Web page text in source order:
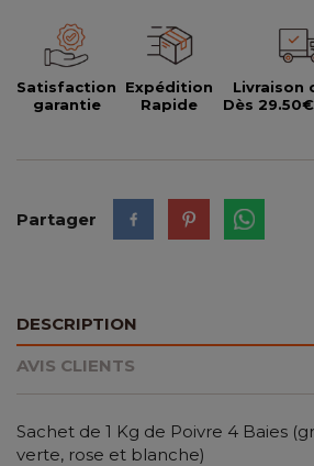
Satisfaction
garantie
Expédition
Rapide
Livraison
Dès
Partager
DESCRIPTION
AVIS CLIENTS
Sachet de 1 Kg de Poivre 4 Baies
verte, rose et blanche)